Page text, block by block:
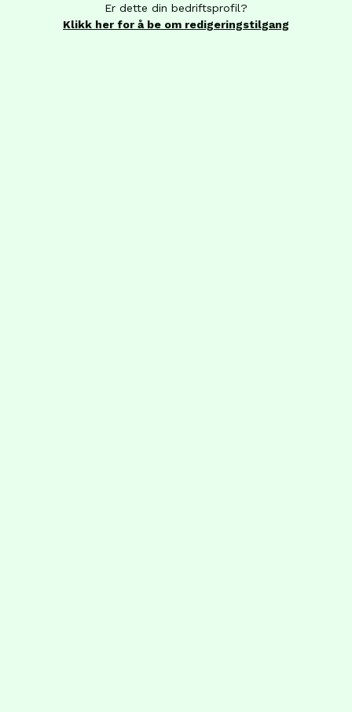
Er dette din bedriftsprofil?
Klikk her for å be om redigeringstilgang